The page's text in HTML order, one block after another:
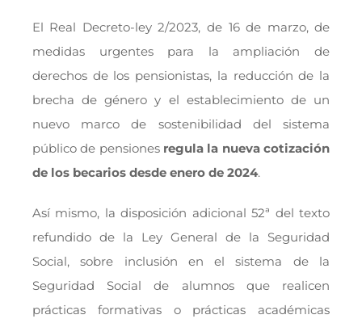
El Real Decreto-ley 2/2023, de 16 de marzo, de
medidas urgentes para la ampliación de
derechos de los pensionistas, la reducción de la
brecha de género y el establecimiento de un
nuevo marco de sostenibilidad del sistema
público de pensionesregula la nueva cotización
de los becarios desde enero de 2024.
Así mismo, la disposición adicional 52ª del texto
refundido de la Ley General de la Seguridad
Social, sobre inclusión en el sistema de la
Seguridad Social de alumnos que realicen
prácticas formativas o prácticas académicas